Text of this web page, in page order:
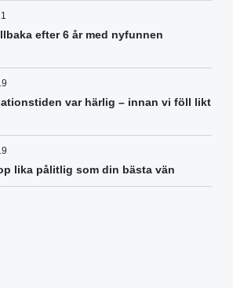
efter 6 år med nyfunnen
var härlig – innan vi föll likt
lika pålitlig som din bästa vän